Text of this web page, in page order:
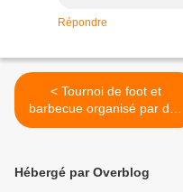
Répondre
< Tournoi de foot et
barbecue organisé par des
jeunes filles pour un séjour
Hébergé par Overblog